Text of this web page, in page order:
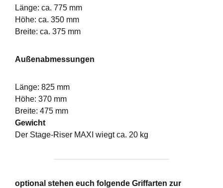
Länge: ca. 775 mm
Höhe: ca. 350 mm
Breite: ca. 375 mm
Außenabmessungen
Länge: 825 mm
Höhe: 370 mm
Breite: 475 mm
Gewicht
Der Stage-Riser MAXI wiegt ca. 20 kg
optional stehen euch folgende Griffarten zur